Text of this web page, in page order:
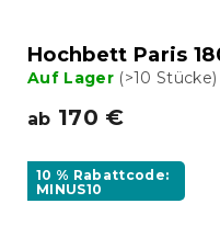
Hochbett Paris
Auf Lager (>10 Stücke)
ab 170 €
10 % Rabattcode:
MINUS10